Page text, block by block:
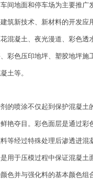
间地面和停车场为主要推广
筑新技术、新材料的开发应
混凝土、夜光漫道、彩色透
彩色压印地坪、塑胶地坪施
土等。
的喷涂不仅起到保护混凝土
艳夺目。彩色面层是通过彩
等经过特殊处理后渗透进混
用于压模过程中保证混凝土
色并与强化料的基本颜色组